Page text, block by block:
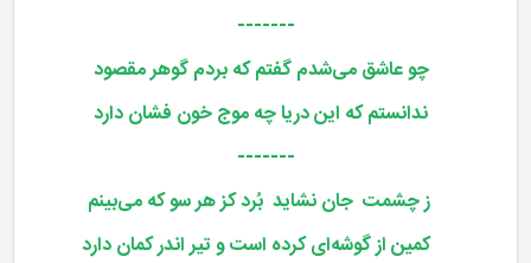
-------
چو عاشق می‌شدم گفتم که بردم گوهر مقصود
ندانستم که این دریا چه موج خون فشان دارد
-------
ز چشمت جان نشاید بُرد کز هر سو که می‌بینم
کمین از گوشه‌ای کرده‌ است و تیر اندر کمان دارد